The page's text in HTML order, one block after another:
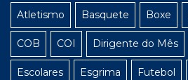
Atletismo Basquete Boxe
COB COI Dirigente do Mês
Escolares Esgrima Futebol